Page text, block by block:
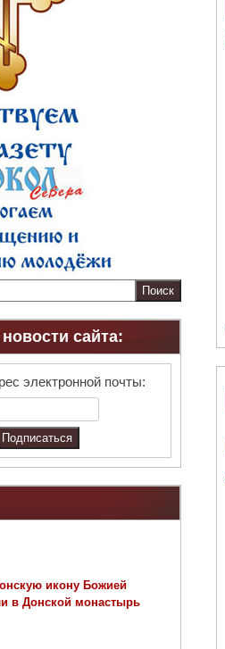
сайта:
электронной почты:
икону Божией
в Донской монастырь